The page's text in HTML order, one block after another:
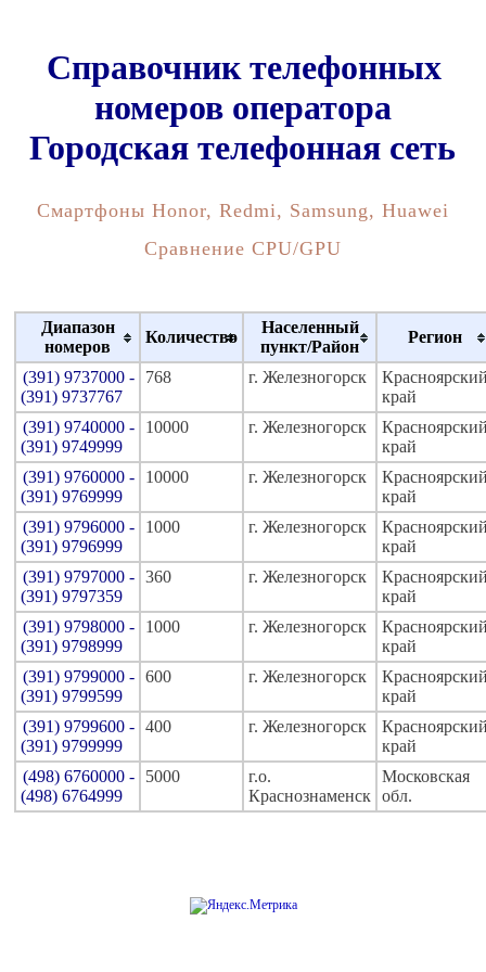
Справочник телефонных
номеров оператора
Городская телефонная сеть
Смартфоны Honor, Redmi, Samsung, Huawei
Сравнение CPU/GPU
Диапазон
номеров
Количество
Населенный
пункт/Район
Регион
(391) 9737000 -
(391) 9737767
768 г. Железногорск
край
(391) 9740000 -
(391) 9749999
10000 г. Железногорск
край
(391) 9760000 -
(391) 9769999
10000 г. Железногорск
край
(391) 9796000 -
(391) 9796999
1000 г. Железногорск
край
(391) 9797000 -
(391) 9797359
360 г. Железногорск
край
(391) 9798000 -
(391) 9798999
1000 г. Железногорск
край
(391) 9799000 -
(391) 9799599
600 г. Железногорск
край
(391) 9799600 -
(391) 9799999
400 г. Железногорск
край
(498) 6760000 -
(498) 6764999
5000
г.о.
Краснознаменск
Московская
обл.